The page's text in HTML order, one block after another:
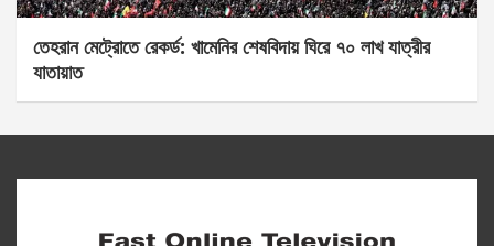
তেহরান মেট্রোতে রেকর্ড: খামেনির শেষবিদায় ঘিরে ৭০ লাখ যাত্রীর
যাতায়াত